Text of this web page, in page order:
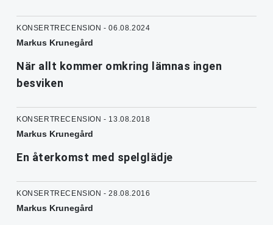
KONSERTRECENSION - 06.08.2024
Markus Krunegård
När allt kommer omkring lämnas ingen
besviken
KONSERTRECENSION - 13.08.2018
Markus Krunegård
En återkomst med spelglädje
KONSERTRECENSION - 28.08.2016
Markus Krunegård